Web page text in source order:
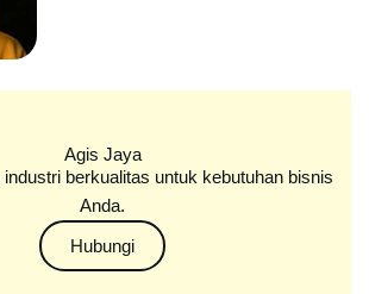
Agis Jaya
berkualitas untuk kebutuhan bisnis
Anda.
Hubungi